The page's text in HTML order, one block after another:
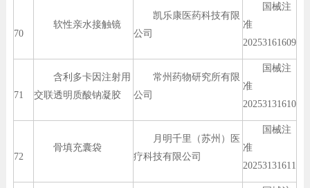
70
软性亲水接触镜
凯乐康医药科技有限
公司
国械注
准
20253161609
71
含利多卡因注射用
交联透明质酸钠凝胶
常州药物研究所有限
公司
国械注
准
20253131610
72
骨填充囊袋
月明千里（苏州）医
疗科技有限公司
国械注
准
20253131611